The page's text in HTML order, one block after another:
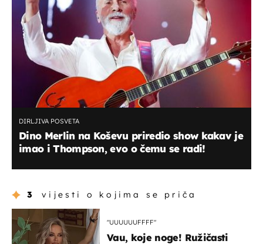
DIRLJIVA POSVETA
Dino Merlin na Koševu priredio show kakav je
imao i Thompson, evo o čemu se radi!
3 vijesti o kojima se priča
"UUUUUUFFFF"
Vau, koje noge! Ružičasti